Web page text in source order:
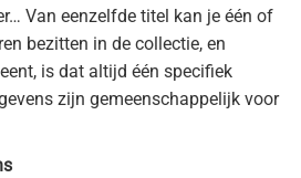
Van eenzelfde titel kan je één of
bezitten in de collectie, en
is dat altijd één specifiek
zijn gemeenschappelijk voor